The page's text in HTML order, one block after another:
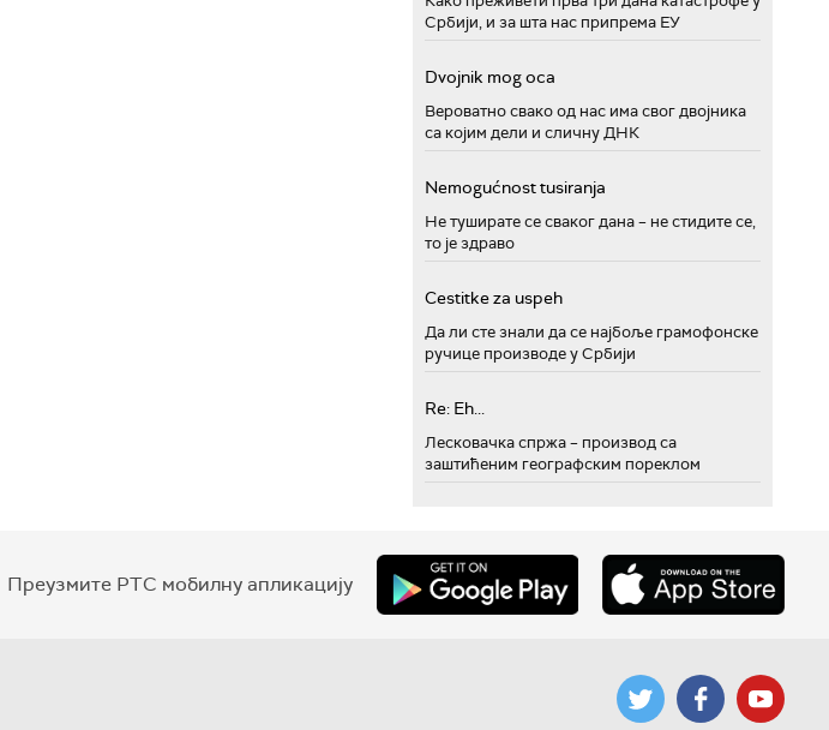
Србији, и за шта нас припрема ЕУ
Dvojnik mog oca
Вероватно свако од нас има свог двојника
са којим дели и сличну ДНК
Nemogućnost tusiranja
Не туширате се сваког дана – не стидите се,
то је здраво
Cestitke za uspeh
Да ли сте знали да се најбоље грамофонске
ручице производе у Србији
Re: Eh...
Лесковачка спржа – производ са
заштићеним географским пореклом
Преузмите РТС мобилну апликацију